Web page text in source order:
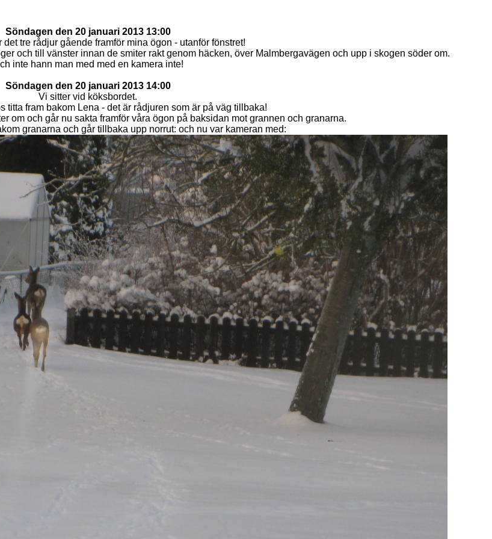
Söndagen den 20 januari 2013 13:00
det tre rådjur gående framför mina ögon - utanför fönstret!
och till vänster innan de smiter rakt genom häcken, över Malmbergavägen och upp i skogen söder om.
inte hann man med med en kamera inte!
Söndagen den 20 januari 2013 14:00
Vi sitter vid köksbordet.
titta fram bakom Lena - det är rådjuren som är på väg tillbaka!
om och går nu sakta framför våra ögon på baksidan mot grannen och granarna.
granarna och går tillbaka upp norrut: och nu var kameran med: